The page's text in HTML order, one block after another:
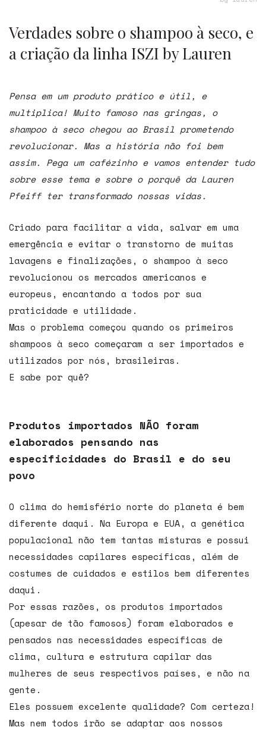
Verdades sobre o shampoo à seco, e
a criação da linha ISZI by Lauren
Pensa em um produto prático e útil, e
multiplica! Muito famoso nas gringas, o
shampoo à seco chegou ao Brasil prometendo
revolucionar. Mas a história não foi bem
assim. Pega um cafézinho e vamos entender tudo
sobre esse tema e sobre o porquê da Lauren
Pfeiff ter transformado nossas vidas.
Criado para facilitar a vida, salvar em uma
emergência e evitar o transtorno de muitas
lavagens e finalizações, o shampoo à seco
revolucionou os mercados americanos e
europeus, encantando a todos por sua
praticidade e utilidade.
Mas o problema começou quando os primeiros
shampoos à seco começaram a ser importados e
utilizados por nós, brasileiras.
E sabe por quê?
Produtos importados NÃO foram
elaborados pensando nas
especificidades do Brasil e do seu
povo
O clima do hemisfério norte do planeta é bem
diferente daqui. Na Europa e EUA, a genética
populacional não tem tantas misturas e possui
necessidades capilares específicas, além de
costumes de cuidados e estilos bem diferentes
daqui.
Por essas razões, os produtos importados
(apesar de tão famosos) foram elaborados e
pensados nas necessidades específicas de
clima, cultura e estrutura capilar das
mulheres de seus respectivos países, e não na
gente.
Eles possuem excelente qualidade? Com certeza!
Mas nem todos irão se adaptar aos nossos